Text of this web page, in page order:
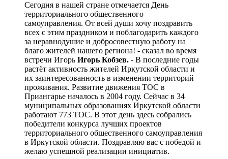
Сегодня в нашей стране отмечается День
территориального общественного
самоуправления. От всей души хочу поздравить
всех с этим праздником и поблагодарить каждого
за неравнодушие и добросовестную работу на
благо жителей нашего региона! - сказал во время
встречи Игорь Игорь Кобзев. - В последние годы
растёт активность жителей Иркутской области и
их заинтересованность в изменении территорий
проживания. Развитие движения ТОС в
Приангарье началось в 2004 году. Сейчас в 34
муниципальных образованиях Иркутской области
работают 773 ТОС. В этот день здесь собрались
победители конкурса лучших проектов
территориального общественного самоуправления
в Иркутской области. Поздравляю вас с победой и
желаю успешной реализации инициатив.